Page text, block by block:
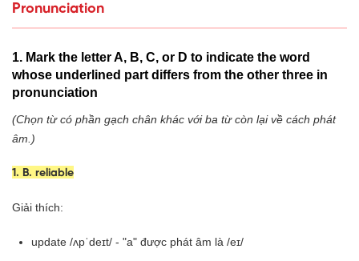
Pronunciation
1. Mark the letter A, B, C, or D to indicate the word
whose underlined part differs from the other three in
pronunciation
(Chọn từ có phần gạch chân khác với ba từ còn lại về cách phát
âm.)
1. B. reliable
Giải thích:
update /ʌpˈdeɪt/ - "a" được phát âm là /eɪ/